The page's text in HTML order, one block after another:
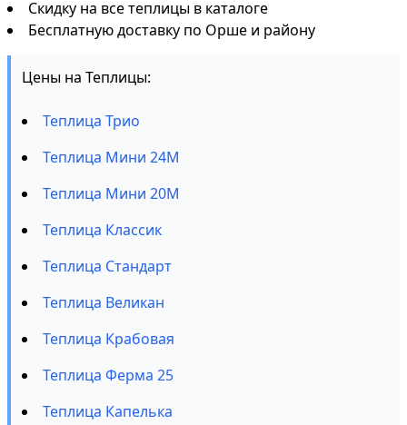
Скидку на все теплицы в каталоге
Бесплатную доставку по Орше и району
Цены на Теплицы:
Теплица Трио
Теплица Мини 24М
Теплица Мини 20М
Теплица Классик
Теплица Стандарт
Теплица Великан
Теплица Крабовая
Теплица Ферма 25
Теплица Капелька